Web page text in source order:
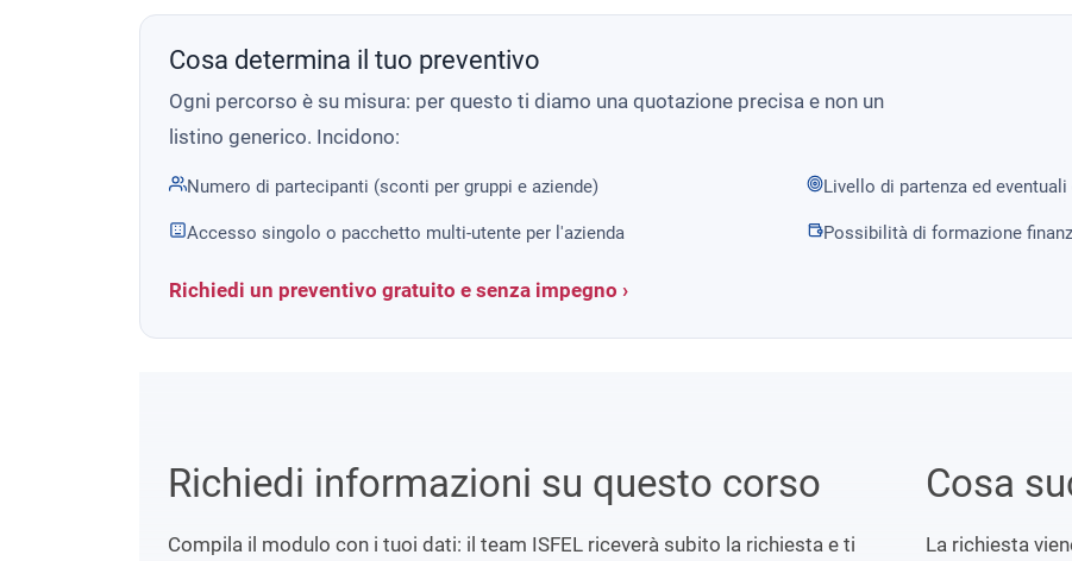
Cosa determina il tuo preventivo
Ogni percorso è su misura: per questo ti diamo una quotazione precisa e non un
listino generico. Incidono:
Numero di partecipanti (sconti per gruppi e aziende) Livello di partenza ed
Accesso singolo o pacchetto multi-utente per l'azienda Possibilità di formazione
Richiedi un preventivo gratuito e senza impegno ›
Richiedi informazioni su questo corso
Compila il modulo con i tuoi dati: il team ISFEL riceverà subito la richiesta e ti
Cosa
La richiesta